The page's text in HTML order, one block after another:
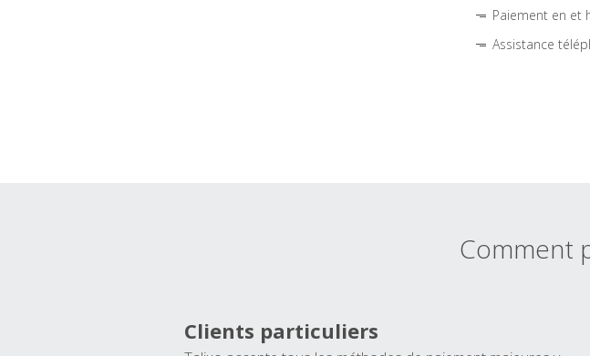
Paiement en et
Assistance
Comment
Clients particuliers